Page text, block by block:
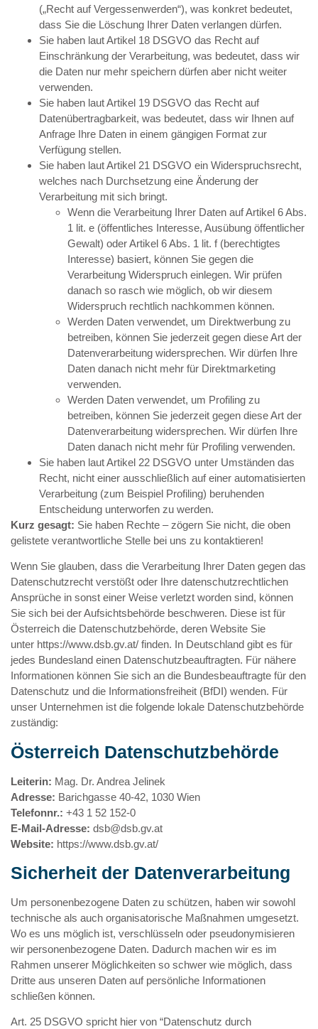
(„Recht auf Vergessenwerden“), was konkret bedeutet,
dass Sie die Löschung Ihrer Daten verlangen dürfen.
Sie haben laut Artikel 18 DSGVO das Recht auf
Einschränkung der Verarbeitung, was bedeutet, dass wir
die Daten nur mehr speichern dürfen aber nicht weiter
verwenden.
Sie haben laut Artikel 19 DSGVO das Recht auf
Datenübertragbarkeit, was bedeutet, dass wir Ihnen auf
Anfrage Ihre Daten in einem gängigen Format zur
Verfügung stellen.
Sie haben laut Artikel 21 DSGVO ein Widerspruchsrecht,
welches nach Durchsetzung eine Änderung der
Verarbeitung mit sich bringt.
Wenn die Verarbeitung Ihrer Daten auf Artikel 6 Abs.
1 lit. e (öffentliches Interesse, Ausübung öffentlicher
Gewalt) oder Artikel 6 Abs. 1 lit. f (berechtigtes
Interesse) basiert, können Sie gegen die
Verarbeitung Widerspruch einlegen. Wir prüfen
danach so rasch wie möglich, ob wir diesem
Widerspruch rechtlich nachkommen können.
Werden Daten verwendet, um Direktwerbung zu
betreiben, können Sie jederzeit gegen diese Art der
Datenverarbeitung widersprechen. Wir dürfen Ihre
Daten danach nicht mehr für Direktmarketing
verwenden.
Werden Daten verwendet, um Profiling zu
betreiben, können Sie jederzeit gegen diese Art der
Datenverarbeitung widersprechen. Wir dürfen Ihre
Daten danach nicht mehr für Profiling verwenden.
Sie haben laut Artikel 22 DSGVO unter Umständen das
Recht, nicht einer ausschließlich auf einer automatisierten
Verarbeitung (zum Beispiel Profiling) beruhenden
Entscheidung unterworfen zu werden.
Kurz gesagt: Sie haben Rechte – zögern Sie nicht, die oben
gelistete verantwortliche Stelle bei uns zu kontaktieren!
Wenn Sie glauben, dass die Verarbeitung Ihrer Daten gegen das
Datenschutzrecht verstößt oder Ihre datenschutzrechtlichen
Ansprüche in sonst einer Weise verletzt worden sind, können
Sie sich bei der Aufsichtsbehörde beschweren. Diese ist für
Österreich die Datenschutzbehörde, deren Website Sie
unter https://www.dsb.gv.at/ finden. In Deutschland gibt es für
jedes Bundesland einen Datenschutzbeauftragten. Für nähere
Informationen können Sie sich an die Bundesbeauftragte für den
Datenschutz und die Informationsfreiheit (BfDI) wenden. Für
unser Unternehmen ist die folgende lokale Datenschutzbehörde
zuständig:
Österreich Datenschutzbehörde
Leiterin: Mag. Dr. Andrea Jelinek
Adresse: Barichgasse 40-42, 1030 Wien
Telefonnr.: +43 1 52 152-0
E-Mail-Adresse: dsb@dsb.gv.at
Website: https://www.dsb.gv.at/
Sicherheit der Datenverarbeitung
Um personenbezogene Daten zu schützen, haben wir sowohl
technische als auch organisatorische Maßnahmen umgesetzt.
Wo es uns möglich ist, verschlüsseln oder pseudonymisieren
wir personenbezogene Daten. Dadurch machen wir es im
Rahmen unserer Möglichkeiten so schwer wie möglich, dass
Dritte aus unseren Daten auf persönliche Informationen
schließen können.
Art. 25 DSGVO spricht hier von “Datenschutz durch